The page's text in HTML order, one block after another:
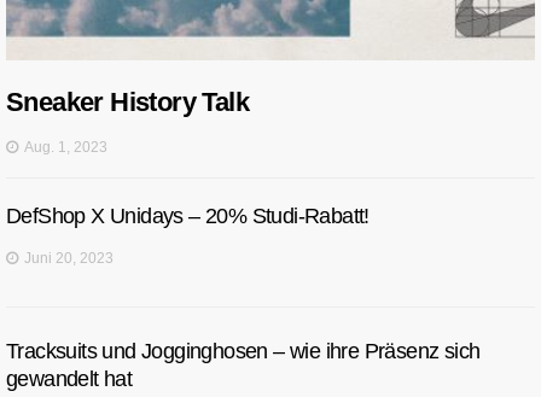
Sneaker History Talk
Aug. 1, 2023
DefShop X Unidays – 20% Studi-Rabatt!
Juni 20, 2023
Tracksuits und Jogginghosen – wie ihre Präsenz sich
gewandelt hat